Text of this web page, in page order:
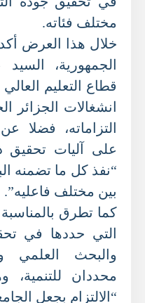
مختلف فئاته.
خلال هذا العرض
الجمهورية،
قطاع التعليم
انشغالات الجزائر
التزاماته، فضلا
على آليات تحقيق
“نفذ كل ما تضمنه
بين مختلف فاعليه”.
كما تطرق بالمناسبة
التي حددها في
والبحث العلمي
محددان
“الالتزام بجعل